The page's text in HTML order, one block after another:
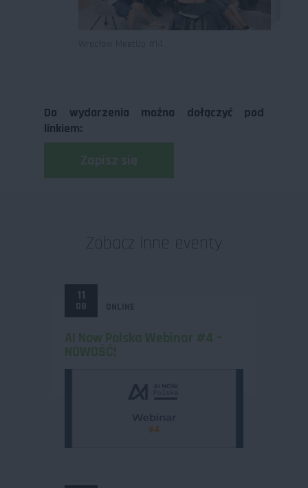
Do wydarzenia można dołączyć pod
linkiem:
Zobacz inne eventy
11
08